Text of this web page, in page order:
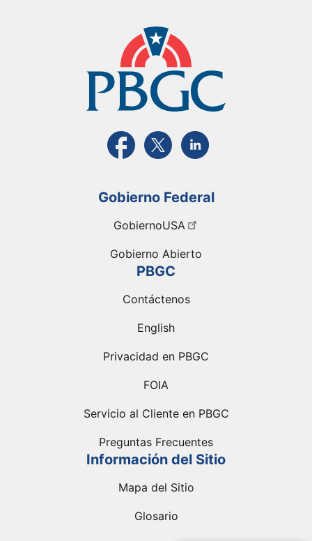
Visite la página FaceBook de PBGC
Visite la página de X de PBGC
Visite la página de
Gobierno Federal
GobiernoUSA
Gobierno Abierto
PBGC
Contáctenos
English
Privacidad en PBGC
FOIA
Servicio al Cliente en PBGC
Preguntas Frecuentes
Información del Sitio
Mapa del Sitio
Glosario